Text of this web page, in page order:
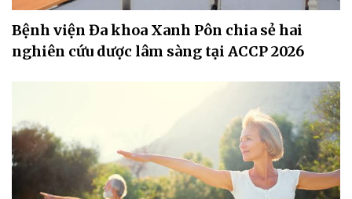
Bệnh viện Đa khoa Xanh Pôn chia sẻ hai
nghiên cứu dược lâm sàng tại ACCP 2026